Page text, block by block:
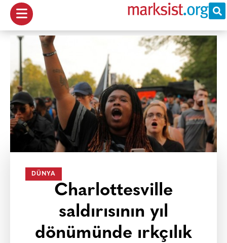
DÜNYA
Charlottesville
saldırısının yıl
dönümünde ırkçılık